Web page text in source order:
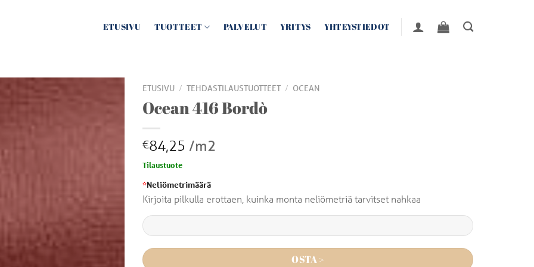
ETUSIVU TUOTTEET PALVELUT YRITYS YHTEYSTIEDOT
ETUSIVU / TEHDASTILAUSTUOTTEET / OCEAN
Ocean 416 Bordò
€84,25 /m2
Tilaustuote
*Neliömetrimäärä
Kirjoita pilkulla erottaen, kuinka monta neliömetriä tarvitset nahkaa
OSTA >